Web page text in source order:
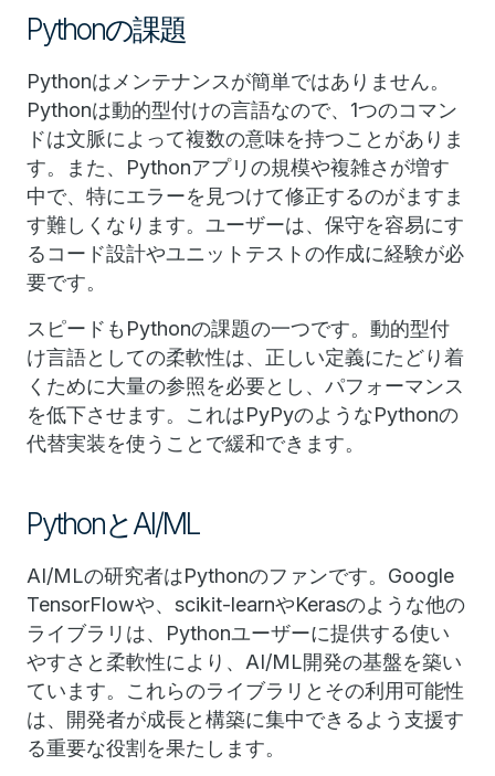
Pythonの課題
Pythonはメンテナンスが簡単ではありません。
Pythonは動的型付けの言語なので、1つのコマン
ドは文脈によって複数の意味を持つことがありま
す。また、Pythonアプリの規模や複雑さが増す
中で、特にエラーを見つけて修正するのがますま
す難しくなります。ユーザーは、保守を容易にす
るコード設計やユニットテストの作成に経験が必
要です。
スピードもPythonの課題の一つです。動的型付
け言語としての柔軟性は、正しい定義にたどり着
くために大量の参照を必要とし、パフォーマンス
を低下させます。これはPyPyのようなPythonの
代替実装を使うことで緩和できます。
PythonとAI/ML
AI/MLの研究者はPythonのファンです。Google
TensorFlowや、scikit-learnやKerasのような他の
ライブラリは、Pythonユーザーに提供する使い
やすさと柔軟性により、AI/ML開発の基盤を築い
ています。これらのライブラリとその利用可能性
は、開発者が成長と構築に集中できるよう支援す
る重要な役割を果たします。